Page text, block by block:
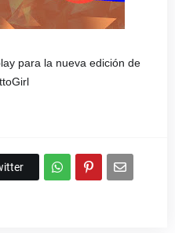
para la nueva edición de